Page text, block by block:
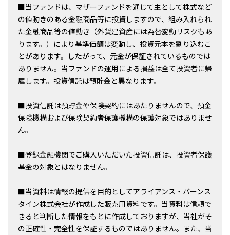
■当ファンドは、マザーファンドを通じて主として株式など
の値動きのある金融商品等に投資しますので、組み入れられ
た金融商品等の値動き（外貨建資産には為替変動リスクもあ
ります。）により基準価額は変動し、投資元本を割り込むこ
とがあります。したがって、元金が保証されているものでは
ありません。当ファンドの運用による損益は全て投資者に帰
属します。投資信託は預貯金と異なります。
■投資信託は預貯金や保険契約にはあたりませんので、預金
保険機構および保険契約者保護機構の保護対象ではありませ
ん。
■登録金融機関でご購入いただいた投資信託は、投資者保護
基金の対象とはなりません。
■当資料は情報の提供を目的としてアライアンス・バーンス
タイン株式会社が作成した販売用資料です。当資料は信頼で
きると判断した情報をもとに作成しておりますが、当社がそ
の正確性・完全性を保証するものではありません。また、当